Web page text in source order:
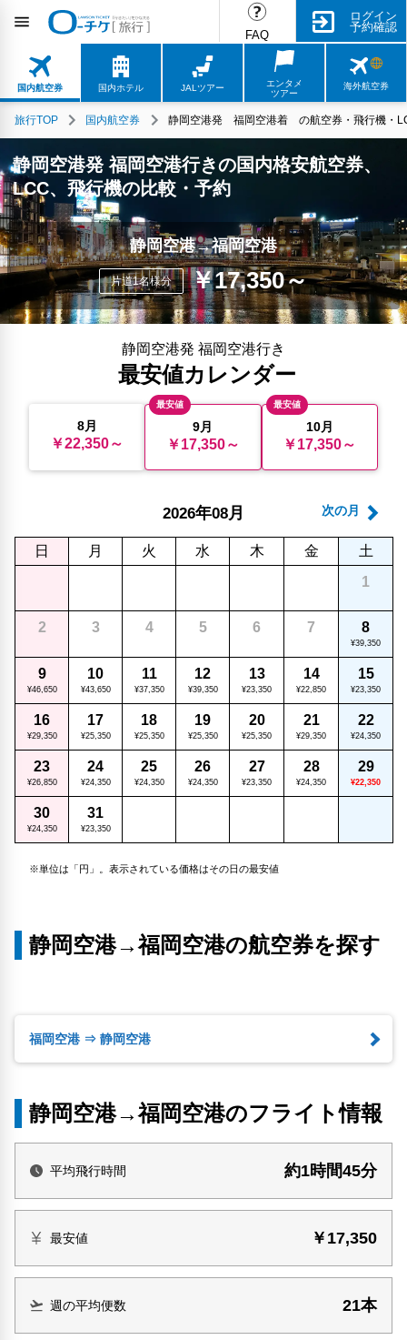
FAQ
ログイン
予約確認
国内航空券 国内ホテル JALツアー
エンタメ
ツアー
海外航空券
旅行TOP 国内航空券 静岡空港発 福岡空港着 の航空券・飛行機・
静岡空港発 福岡空港行きの国内格安航空券、
LCC、飛行機の比較・予約
静岡空港→福岡空港
片道1名様分 ￥17,350～
静岡空港発 福岡空港行き
最安値カレンダー
8月
￥22,350～
最安値
9月
￥17,350～
最安値
10月
￥17,350～
次の月
2026年08月
日 月 火 水 木 金
土
1
2 3 4 5 6 7 8
¥39,350
9
¥46,650
10
¥43,650
11
¥37,350
12
¥39,350
13
¥23,350
14
¥22,850
15
¥23,350
16
¥29,350
17
¥25,350
18
¥25,350
19
¥25,350
20
¥25,350
21
¥29,350
22
¥24,350
23
¥26,850
24
¥24,350
25
¥24,350
26
¥24,350
27
¥23,350
28
¥24,350
29
¥22,350
30
¥24,350
31
¥23,350
※単位は「円」。表示されている価格はその日の最安値
静岡空港→福岡空港の航空券を探す
福岡空港 ⇒ 静岡空港
静岡空港→福岡空港のフライト情報
平均飛行時間 約1時間45分
最安値 ￥17,350
週の平均便数 21本